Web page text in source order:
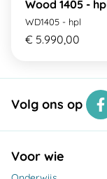
Wood 1405 -
WD1405 - hpl
€ 5.990,00
Volg ons op
Voor wie